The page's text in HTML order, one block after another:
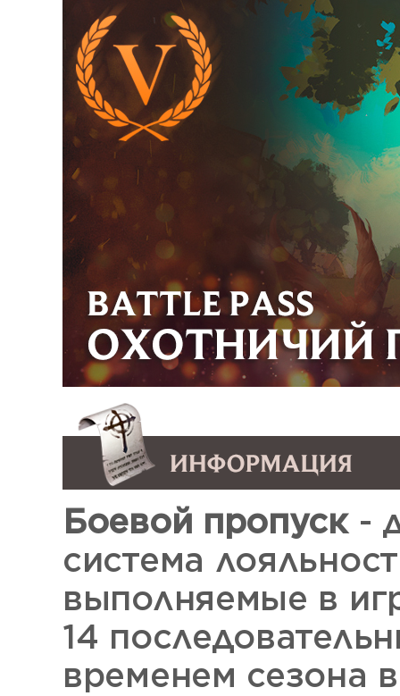
Боевой пропуск-
система
выполняемые в
14
временем сезона